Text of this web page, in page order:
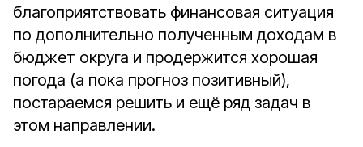
благоприятствовать финансовая ситуация
по дополнительно полученным доходам в
бюджет округа и продержится хорошая
погода (а пока прогноз позитивный),
постараемся решить и ещё ряд задач в
этом направлении.